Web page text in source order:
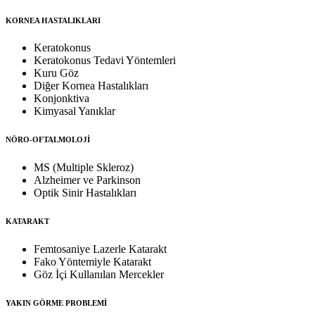
KORNEA HASTALIKLARI
Keratokonus
Keratokonus Tedavi Yöntemleri
Kuru Göz
Diğer Kornea Hastalıkları
Konjonktiva
Kimyasal Yanıklar
NÖRO-OFTALMOLOJİ
MS (Multiple Skleroz)
Alzheimer ve Parkinson
Optik Sinir Hastalıkları
KATARAKT
Femtosaniye Lazerle Katarakt
Fako Yöntemiyle Katarakt
Göz İçi Kullanılan Mercekler
YAKIN GÖRME PROBLEMİ